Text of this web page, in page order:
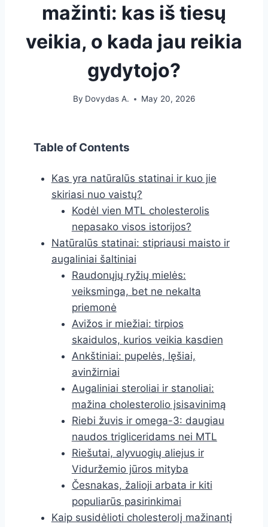
mažinti: kas iš tiesų
veikia, o kada jau reikia
gydytojo?
By Dovydas A. May 20, 2026
Table of Contents
Kas yra natūralūs statinai ir kuo jie
skiriasi nuo vaistų?
Kodėl vien MTL cholesterolis
nepasako visos istorijos?
Natūralūs statinai: stipriausi maisto ir
augaliniai šaltiniai
Raudonųjų ryžių mielės:
veiksminga, bet ne nekalta
priemonė
Avižos ir miežiai: tirpios
skaidulos, kurios veikia kasdien
Ankštiniai: pupelės, lęšiai,
avinžirniai
Augaliniai steroliai ir stanoliai:
mažina cholesterolio įsisavinimą
Riebi žuvis ir omega-3: daugiau
naudos trigliceridams nei MTL
Riešutai, alyvuogių aliejus ir
Viduržemio jūros mityba
Česnakas, žalioji arbata ir kiti
populiarūs pasirinkimai
Kaip susidėlioti cholesterolį mažinantį